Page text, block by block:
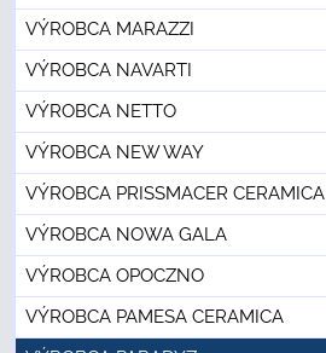
VÝROBCA MARAZZI
VÝROBCA NAVARTI
VÝROBCA NETTO
VÝROBCA NEW WAY
VÝROBCA PRISSMACER CERAMICA
VÝROBCA NOWA GALA
VÝROBCA OPOCZNO
VÝROBCA PAMESA CERAMICA